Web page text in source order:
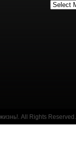
Архив
All Rights Reserved.